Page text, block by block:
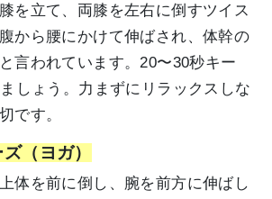
を立て、両膝を左右に倒すツイス
から腰にかけて伸ばされ、体幹の
言われています。20〜30秒キー
しょう。力まずにリラックスしな
です。
（ヨガ）
体を前に倒し、腕を前方に伸ばし